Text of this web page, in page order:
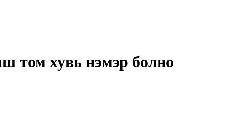
том хувь нэмэр болно